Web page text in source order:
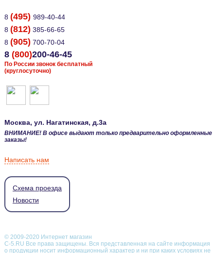
8 (495) 989-40-44
8 (812) 385-66-65
8 (905) 700-70-04
8 (800)200-46-45
По России звонок бесплатный
(круглосуточно)
Москва, ул. Нагатинская, д.3а
ВНИМАНИЕ! В офисе выдают только предварительно оформленные
заказы!
Написать нам
Схема проезда
Новости
© 2009-2020 Интернет магазин
С-5.RU Все права защищены. Вся представленная на сайте информация
о продукции носит информационный характер и ни при каких условиях не